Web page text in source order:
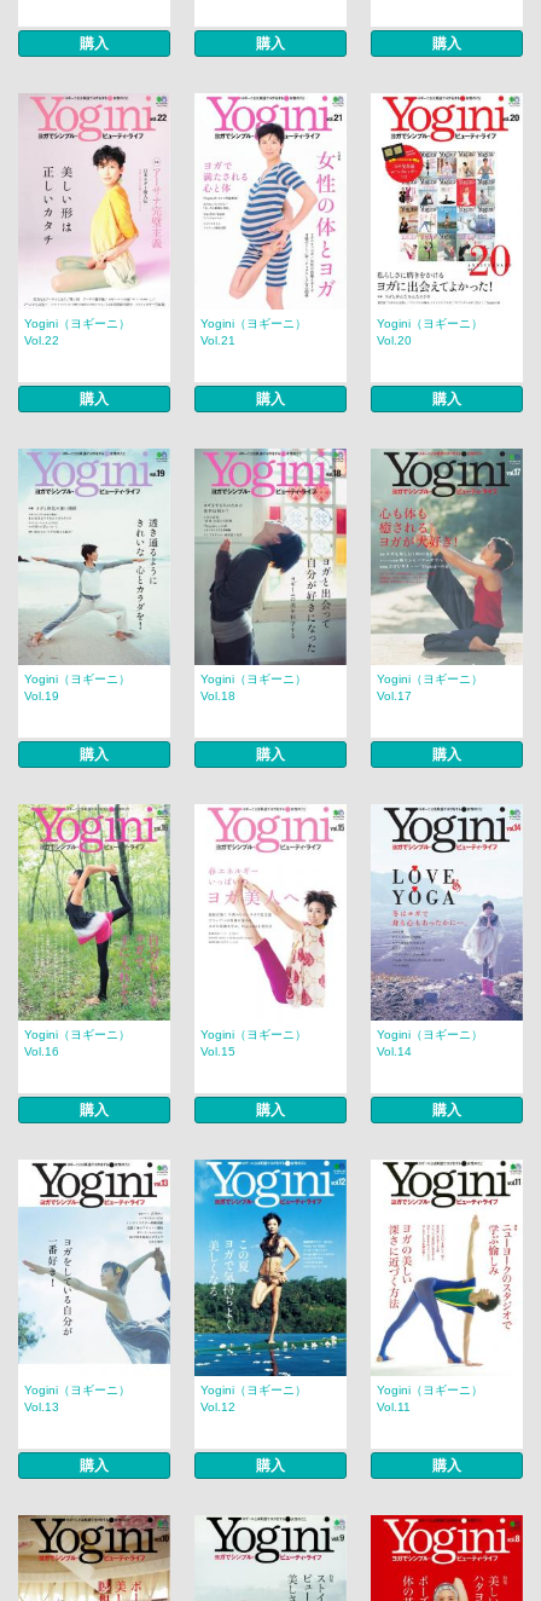
購入 購入 購入
Yogini（ヨギーニ）
Vol.22
購入
Yogini（ヨギーニ）
Vol.21
購入
Yogini（ヨギーニ）
Vol.20
購入
Yogini（ヨギーニ）
Vol.19
購入
Yogini（ヨギーニ）
Vol.18
購入
Yogini（ヨギーニ）
Vol.17
購入
Yogini（ヨギーニ）
Vol.16
購入
Yogini（ヨギーニ）
Vol.15
購入
Yogini（ヨギーニ）
Vol.14
購入
Yogini（ヨギーニ）
Vol.13
購入
Yogini（ヨギーニ）
Vol.12
購入
Yogini（ヨギーニ）
Vol.11
購入